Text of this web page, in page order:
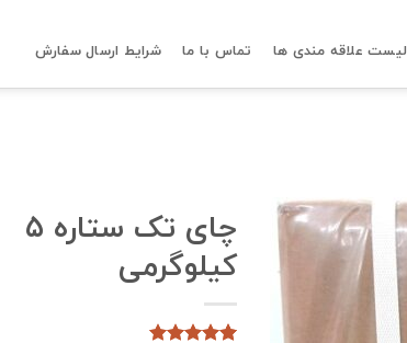
لیست علاقه مندی ها تماس با ما شرایط ارسال سفارش
چای تک ستاره ۵
کیلوگرمی